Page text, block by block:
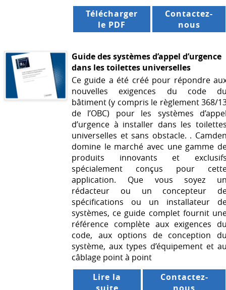
Télécharger
le PDF
Contactez-
nous
Guide des systèmes d’appel d’urgence
dans les toilettes universelles
Ce guide a été créé pour répondre
nouvelles exigences du code
bâtiment (y compris le règlement 368/
de l’OBC) pour les systèmes
d’urgence à installer dans les
universelles et sans obstacle. .
domine le marché avec une gamme
produits innovants et
spécialement conçus pour
application. Que vous soyez
rédacteur ou un concepteur
spécifications ou un installateur
systèmes, ce guide complet fournit
référence complète aux exigences
code, aux options de conception
système, aux types d’équipement et
câblage point à point
Lire la
Contactez-